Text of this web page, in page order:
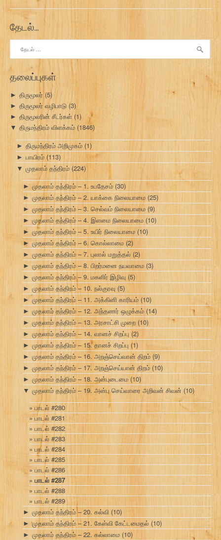
தேடல்…
தேடு:
தலைப்புகள்
► திருமூலர் (5)
► திருமூலர் வழிபாடு (3)
► திருமூலரின் சீடர்கள் (1)
▼ திருமந்திரம் விளக்கம் (1846)
► திருமந்திரம் அறிமுகம் (1)
► பாயிரம் (113)
▼ முதலாம் தந்திரம் (224)
► முதலாம் தந்திரம் – 1. உபதேசம் (30)
► முதலாம் தந்திரம் – 2. யாக்கை நிலையாமை (25)
► முதலாம் தந்திரம் – 3. செல்வம் நிலையாமை (9)
► முதலாம் தந்திரம் – 4. இளமை நிலையாமை (10)
► முதலாம் தந்திரம் – 5. உயிர் நிலையாமை (10)
► முதலாம் தந்திரம் – 6. கொல்லாமை (2)
► முதலாம் தந்திரம் – 7. புலால் மறுத்தல் (2)
► முதலாம் தந்திரம் – 8. பிறர்மனை நயவாமை (3)
► முதலாம் தந்திரம் – 9. மகளிர் இழிவு (5)
► முதலாம் தந்திரம் – 10. நல்குரவு (5)
► முதலாம் தந்திரம் – 11. அக்கினி காரியம் (10)
► முதலாம் தந்திரம் – 12. அந்தணர் ஒழுக்கம் (14)
► முதலாம் தந்திரம் – 13. அரசாட்சி முறை (10)
► முதலாம் தந்திரம் – 14. வானச் சிறப்பு (2)
► முதலாம் தந்திரம் – 15. தானச் சிறப்பு (1)
► முதலாம் தந்திரம் – 16. அறஞ்செய்வான் திறம் (9)
► முதலாம் தந்திரம் – 17. அறஞ்செய்யான் திறம் (10)
► முதலாம் தந்திரம் – 18. அன்புடைமை (10)
▼ முதலாம் தந்திரம் – 19. அன்பு செய்வாரை அறிவன் சிவன் (10)
பாடல் #280
பாடல் #281
பாடல் #282
பாடல் #283
பாடல் #284
பாடல் #285
பாடல் #286
பாடல் #287
பாடல் #288
பாடல் #289
► முதலாம் தந்திரம் – 20. கல்வி (10)
► முதலாம் தந்திரம் – 21. கேள்வி கேட்டமைதல் (10)
► முதலாம் தந்திரம் – 22. கல்லாமை (10)